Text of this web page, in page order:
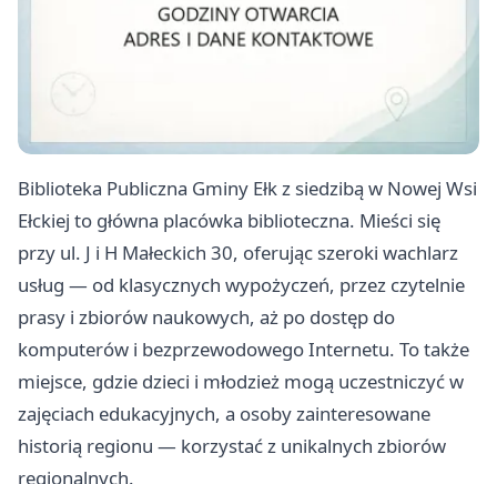
Biblioteka Publiczna Gminy Ełk z siedzibą w Nowej Wsi
Ełckiej to główna placówka biblioteczna. Mieści się
przy ul. J i H Małeckich 30, oferując szeroki wachlarz
usług — od klasycznych wypożyczeń, przez czytelnie
prasy i zbiorów naukowych, aż po dostęp do
komputerów i bezprzewodowego Internetu. To także
miejsce, gdzie dzieci i młodzież mogą uczestniczyć w
zajęciach edukacyjnych, a osoby zainteresowane
historią regionu — korzystać z unikalnych zbiorów
regionalnych.